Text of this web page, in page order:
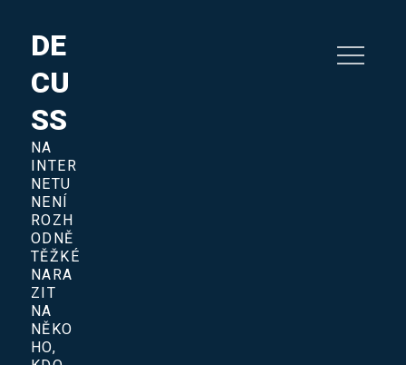
DE
CU
SS
NA
INTER
NETU
NENÍ
ROZH
ODNĚ
TĚŽKÉ
NARA
ZIT
NA
NĚKO
HO,